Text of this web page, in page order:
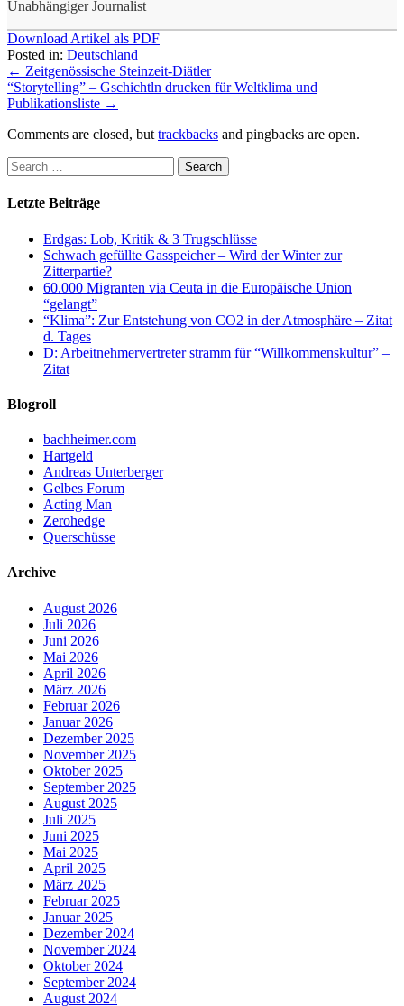
Unabhängiger Journalist
Download Artikel als PDF
Posted in: Deutschland
← Zeitgenössische Steinzeit-Diätler
“Storytelling” – Gschichtln drucken für Weltklima und
Publikationsliste →
Comments are closed, but trackbacks and pingbacks are open.
Letzte Beiträge
Erdgas: Lob, Kritik & 3 Trugschlüsse
Schwach gefüllte Gasspeicher – Wird der Winter zur
Zitterpartie?
60.000 Migranten via Ceuta in die Europäische Union
“gelangt”
“Klima”: Zur Entstehung von CO2 in der Atmosphäre – Zitat
d. Tages
D: Arbeitnehmervertreter stramm für “Willkommenskultur” –
Zitat
Blogroll
bachheimer.com
Hartgeld
Andreas Unterberger
Gelbes Forum
Acting Man
Zerohedge
Querschüsse
Archive
August 2026
Juli 2026
Juni 2026
Mai 2026
April 2026
März 2026
Februar 2026
Januar 2026
Dezember 2025
November 2025
Oktober 2025
September 2025
August 2025
Juli 2025
Juni 2025
Mai 2025
April 2025
März 2025
Februar 2025
Januar 2025
Dezember 2024
November 2024
Oktober 2024
September 2024
August 2024